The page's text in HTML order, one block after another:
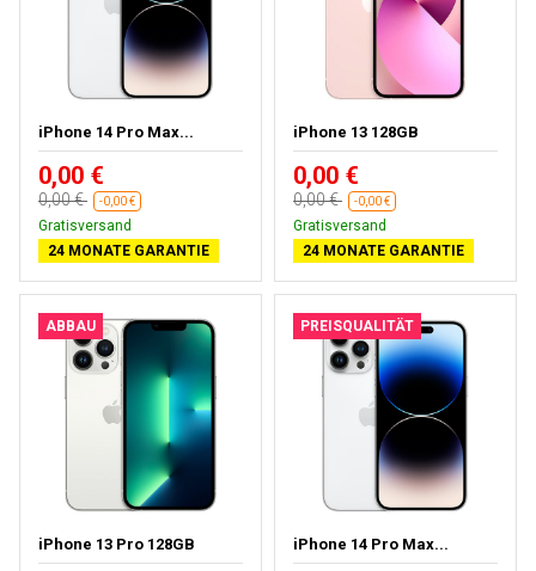
iPhone 14 Pro Max...
0,00 €
0,00 € -0,00 €
Gratisversand
24 MONATE GARANTIE
iPhone 13 128GB
0,00 €
0,00 € -0,00 €
Gratisversand
24 MONATE GARANTIE
ABBAU
iPhone 13 Pro 128GB
PREISQUALITÄT
iPhone 14 Pro Max...